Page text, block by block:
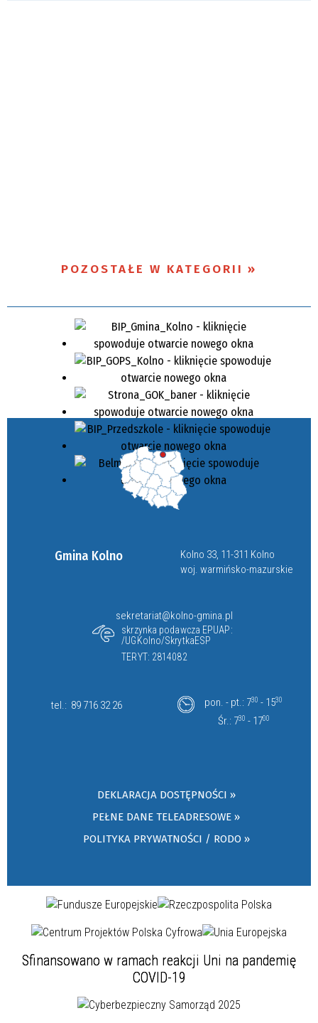
POZOSTAŁE W KATEGORII
Gmina Kolno
Kolno 33, 11-311 Kolno
woj. warmińsko-mazurskie
sekretariat@kolno-gmina.pl
skrzynka podawcza EPUAP:
/UGKolno/SkrytkaESP
TERYT: 2814082
tel.: 89 716 32 26 pon. - pt.: 730 - 1530
Śr.: 730 - 1700
DEKLARACJA DOSTĘPNOŚCI »
PEŁNE DANE TELEADRESOWE »
POLITYKA PRYWATNOŚCI / RODO »
Sfinansowano w ramach reakcji Uni na pandemię
COVID-19